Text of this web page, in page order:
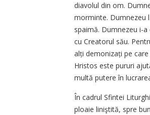
diavolul din om.
morminte. Dumnezeu
spaimă. Dumnezeu i-
cu Creatorul său.
alți demonizați pe
Hristos este pururi
multă putere în
În cadrul Sfintei
ploaie liniştită, spre